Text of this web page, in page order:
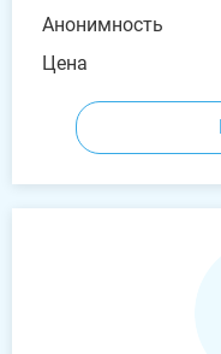
Анонимность
Цена